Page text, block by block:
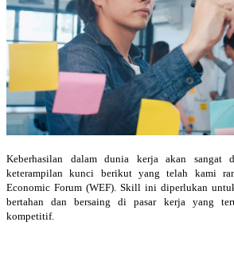
Keberhasilan dalam dunia kerja akan sangat
keterampilan kunci berikut yang telah kami
Economic Forum (WEF). Skill ini diperlukan
bertahan dan bersaing di pasar kerja yang
kompetitif.